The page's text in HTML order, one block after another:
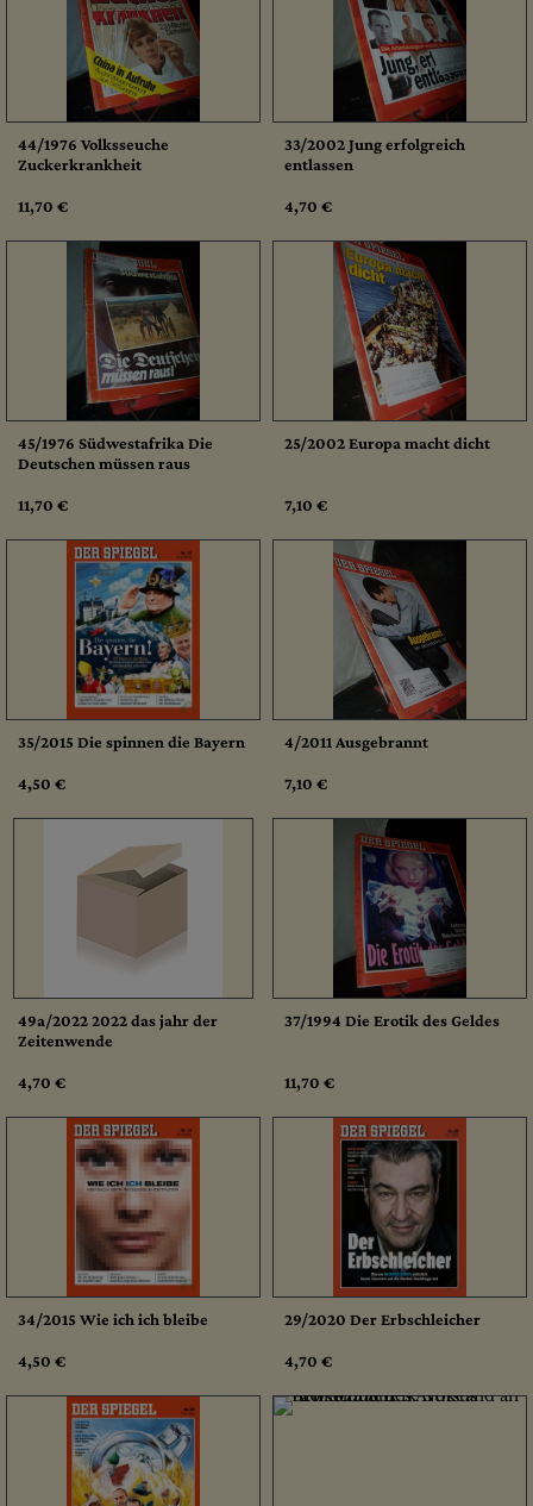
44/1976 Volksseuche
Zuckerkrankheit
11,70 €
33/2002 Jung erfolgreich
entlassen
4,70 €
45/1976 Südwestafrika Die
Deutschen müssen raus
11,70 €
25/2002 Europa macht dicht
7,10 €
35/2015 Die spinnen die Bayern
4,50 €
4/2011 Ausgebrannt
7,10 €
49a/2022 2022 das jahr der
Zeitenwende
4,70 €
37/1994 Die Erotik des Geldes
11,70 €
34/2015 Wie ich ich bleibe
4,50 €
29/2020 Der Erbschleicher
4,70 €